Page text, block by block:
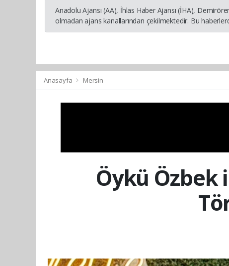
Anadolu Ajansı (AA), İhlas Haber Ajansı (İHA),
olmadan ajans kanallarından çekilmektedir. Bu
Anasayfa Mersin
Öykü Özbek